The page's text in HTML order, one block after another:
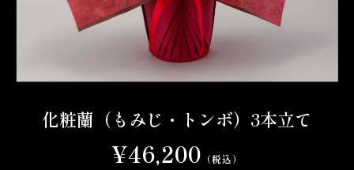
化粧蘭（もみじ・トンボ）3本立て
¥46,200 （税込）